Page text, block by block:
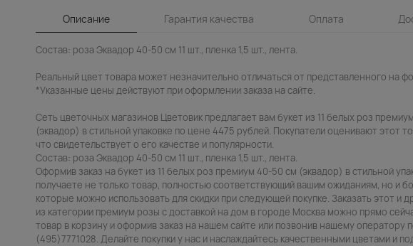
Описание Гарантия качества Оплата
Состав: роза Эквадор 40-50 см 11 шт., пленка 1,5 шт., лента.
Реальный цвет товара может незначительно отличаться от представленного на
*Указанные цены действуют при оформлении заказа на сайте.
Сеть цветочных магазинов Цветовик предлагает вам букет из 11 белых роз
(эквадор) в стильной упаковке по цене 4475 рублей. Покупатели оценивают этот
что свидетельствует о его качестве и популярности.
Состав: роза Эквадор 40-50 см 11 шт., пленка 1,5 шт., лента.
Оформив заказ на букет из 11 белых роз премиум 40-50 см (эквадор) в стильной
получаете не только товар, полностью соответствующий вашим ожиданиям, но и
которые можно использовать для скидки при следующей покупке. Заказать этот и
из категории премиум розы с доставкой на дом в городе Москва можно прямо
товар в корзину и оформив заказ на нашем сайте или позвонив нашему оператору
(495)7771028. Делайте покупки у нас и наслаждайтесь качественными цветами и